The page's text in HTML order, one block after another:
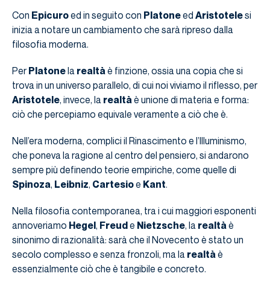
Con Epicuroed in seguito con Platoneed Aristotelesi
inizia a notare un cambiamento che sarà ripreso dalla
filosofia moderna.
PerPlatonela realtà è finzione, ossia una copia che si
trova in un universo parallelo, di cui noi viviamo il riflesso, per
Aristotele, invece, la realtà è unione di materia e forma:
ciò che percepiamo equivale veramente a ciò che è.
Nell’era moderna, complici il Rinascimento e l’Illuminismo,
che poneva la ragione al centro del pensiero, si andarono
sempre più definendo teorie empiriche, come quelle di
Spinoza, Leibniz, Cartesioe Kant.
Nella filosofia contemporanea, tra i cui maggiori esponenti
annoveriamo Hegel, Freude Nietzsche, la realtà è
sinonimo di razionalità: sarà che il Novecento è stato un
secolo complesso e senza fronzoli, ma la realtà è
essenzialmente ciò che è tangibile e concreto.